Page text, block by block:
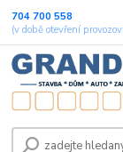
704 700 558
(v době otevření